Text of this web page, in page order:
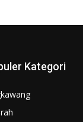
Kategori